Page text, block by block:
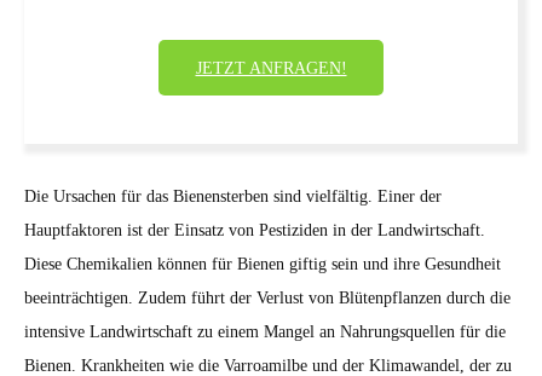
JETZT ANFRAGEN!
Die Ursachen für das Bienensterben sind vielfältig. Einer der
Hauptfaktoren ist der Einsatz von Pestiziden in der Landwirtschaft.
Diese Chemikalien können für Bienen giftig sein und ihre Gesundheit
beeinträchtigen. Zudem führt der Verlust von Blütenpflanzen durch die
intensive Landwirtschaft zu einem Mangel an Nahrungsquellen für die
Bienen. Krankheiten wie die Varroamilbe und der Klimawandel, der zu